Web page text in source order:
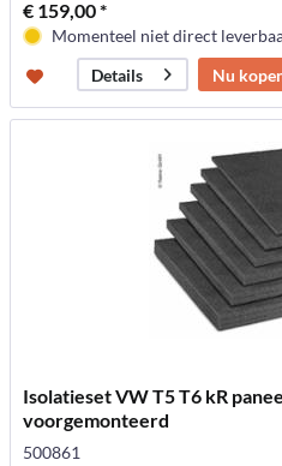
€ 159,00 *
Momenteel niet direct
Details
Nu
Isolatieset VW T5 T6 kR
voorgemonteerd
500861